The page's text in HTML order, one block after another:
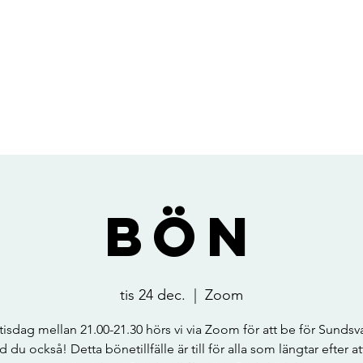
Bön
tis 24 dec. Zoom
mellan 21.00-21.30 hörs vi via Zoom för att be för
du också! Detta bönetillfälle är till för alla som längtar efter